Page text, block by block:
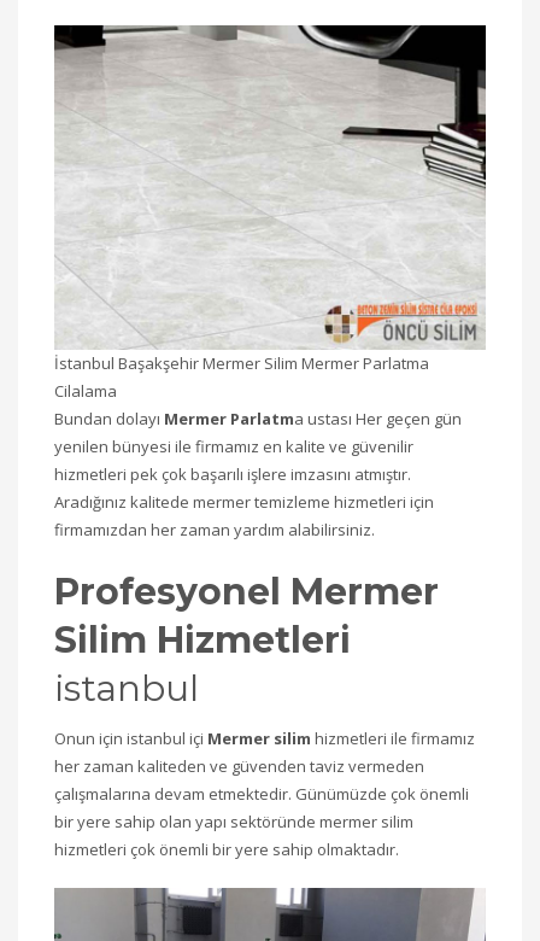
İstanbul Başakşehir Mermer Silim Mermer Parlatma
Cilalama
Bundan dolayı Mermer Parlatma ustası Her geçen gün
yenilen bünyesi ile firmamız en kalite ve güvenilir
hizmetleri pek çok başarılı işlere imzasını atmıştır.
Aradığınız kalitede mermer temizleme hizmetleri için
firmamızdan her zaman yardım alabilirsiniz.
Profesyonel Mermer
Silim Hizmetleri
istanbul
Onun için istanbul içi Mermer silim hizmetleri ile firmamız
her zaman kaliteden ve güvenden taviz vermeden
çalışmalarına devam etmektedir. Günümüzde çok önemli
bir yere sahip olan yapı sektöründe mermer silim
hizmetleri çok önemli bir yere sahip olmaktadır.